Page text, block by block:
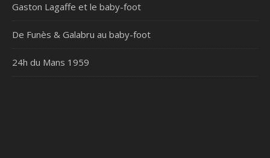
Gaston Lagaffe et le baby-foot
De Funès & Galabru au baby-foot
24h du Mans 1959